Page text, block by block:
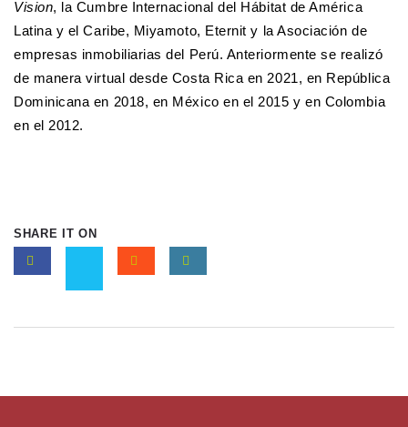
Vision, la Cumbre Internacional del Hábitat de América
Latina y el Caribe, Miyamoto, Eternit y la Asociación de
empresas inmobiliarias del Perú. Anteriormente se realizó
de manera virtual desde Costa Rica en 2021, en República
Dominicana en 2018, en México en el 2015 y en Colombia
en el 2012.
SHARE IT ON